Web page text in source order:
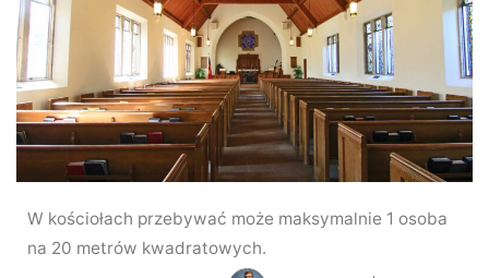
W kościołach przebywać może maksymalnie 1 osoba
na 20 metrów kwadratowych.